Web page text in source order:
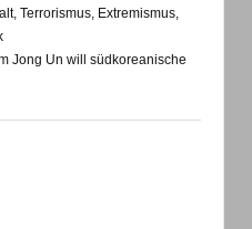
Terrorismus, Extremismus,
Jong Un will südkoreanische